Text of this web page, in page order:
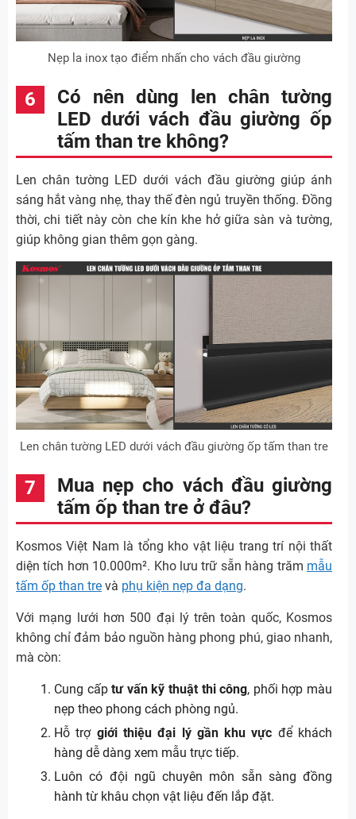
Nẹp la inox tạo điểm nhấn cho vách đầu giường
Có nên dùng len chân tường
LED dưới vách đầu giường ốp
tấm than tre không?
Len chân tường LED dưới vách đầu giường giúp ánh
sáng hắt vàng nhẹ, thay thế đèn ngủ truyền thống. Đồng
thời, chi tiết này còn che kín khe hở giữa sàn và tường,
giúp không gian thêm gọn gàng.
Len chân tường LED dưới vách đầu giường ốp tấm than tre
Mua nẹp cho vách đầu giường
tấm ốp than tre ở đâu?
Kosmos Việt Nam là tổng kho vật liệu trang trí nội thất
diện tích hơn 10.000m². Kho lưu trữ sẵn hàng trăm mẫu
tấm ốp than tre và phụ kiện nẹp đa dạng.
Với mạng lưới hơn 500 đại lý trên toàn quốc, Kosmos
không chỉ đảm bảo nguồn hàng phong phú, giao nhanh,
mà còn:
Cung cấptư vấn kỹ thuật thi công, phối hợp màu
nẹp theo phong cách phòng ngủ.
Hỗ trợ giới thiệu đại lý gần khu vực để khách
hàng dễ dàng xem mẫu trực tiếp.
Luôn có đội ngũ chuyên môn sẵn sàng đồng
hành từ khâu chọn vật liệu đến lắp đặt.